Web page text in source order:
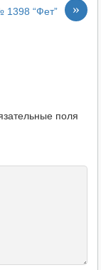
»
1398 “Фет”
поля